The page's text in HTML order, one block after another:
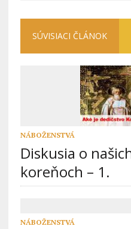
SÚVISIACI ČLÁNOK
NÁBOŽENSTVÁ
Diskusia o
koreňoch – 1.
NÁBOŽENSTVÁ